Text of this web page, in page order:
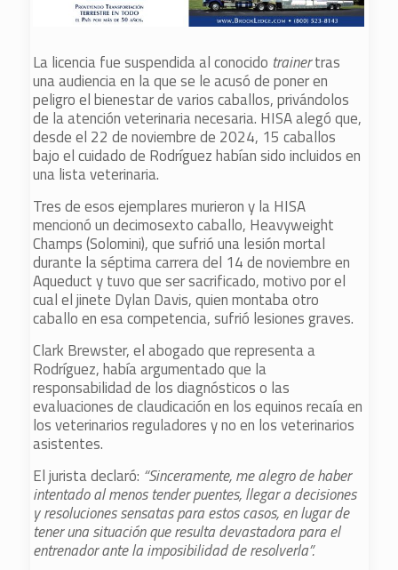
La licencia fue suspendida al conocido trainertras
una audiencia en la que se le acusó de poner en
peligro el bienestar de varios caballos, privándolos
de la atención veterinaria necesaria. HISA alegó que,
desde el 22 de noviembre de 2024, 15 caballos
bajo el cuidado de Rodríguez habían sido incluidos en
una lista veterinaria.
Tres de esos ejemplares murieron y la HISA
mencionó un decimosexto caballo, Heavyweight
Champs (Solomini), que sufrió una lesión mortal
durante la séptima carrera del 14 de noviembre en
Aqueduct y tuvo que ser sacrificado, motivo por el
cual el jinete Dylan Davis, quien montaba otro
caballo en esa competencia, sufrió lesiones graves.
Clark Brewster, el abogado que representa a
Rodríguez, había argumentado que la
responsabilidad de los diagnósticos o las
evaluaciones de claudicación en los equinos recaía en
los veterinarios reguladores y no en los veterinarios
asistentes.
El jurista declaró: “Sinceramente, me alegro de haber
intentado al menos tender puentes, llegar a decisiones
y resoluciones sensatas para estos casos, en lugar de
tener una situación que resulta devastadora para el
entrenador ante la imposibilidad de resolverla”.